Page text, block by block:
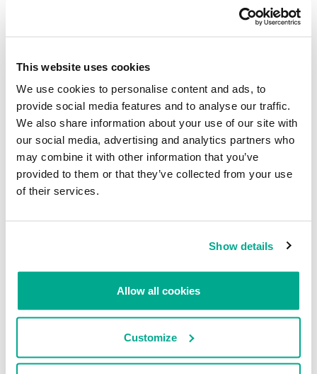
This website uses cookies
We use cookies to personalise content and ads, to
provide social media features and to analyse our traffic.
We also share information about your use of our site with
our social media, advertising and analytics partners who
may combine it with other information that you’ve
provided to them or that they’ve collected from your use
of their services.
Show details
Allow all cookies
Customize
proporciones y la prensa les ha dedicado poca atención. Sin
embargo, la lista Veinte virus de marzo incluye cuatro variantes de
LovGate: dos del mes anterior y dos nuevas. LovGate.w es un
veterano de la lista; LovGate.ae aparece y desaparece
periódicamente; LovGate.ad y LovGate.ah son los nuevos de este
mes.
Aunque las variantes de LovGate son comunes en China y Korea,
enero, Mytob obtuvo 7 lugares, perdió un lugar en febrero y en
marzo ha bajado al lugar 11. Mytob.x sube y baja en la lista, ganando
anterior posición en marzo. Esta variante muestra poca
estabilidad, y probablemente desaparecerá de la lista Los veinte